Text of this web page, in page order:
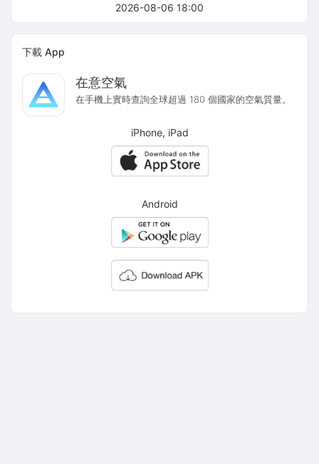
2026-08-06 18:00
下載 App
在意空氣
在手機上實時查詢全球超過 180 個國家的空氣質量。
iPhone, iPad
Android